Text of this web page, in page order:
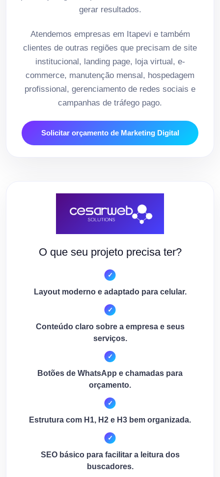
gerar resultados.
Atendemos empresas em Itapevi e também
clientes de outras regiões que precisam de site
institucional, landing page, loja virtual, e-
commerce, manutenção mensal, hospedagem
profissional, gerenciamento de redes sociais e
campanhas de tráfego pago.
Solicitar orçamento de Marketing Digital
O que seu projeto precisa ter?
Layout moderno e adaptado para celular.
Conteúdo claro sobre a empresa e seus
serviços.
Botões de WhatsApp e chamadas para
orçamento.
Estrutura com H1, H2 e H3 bem organizada.
SEO básico para facilitar a leitura dos
buscadores.